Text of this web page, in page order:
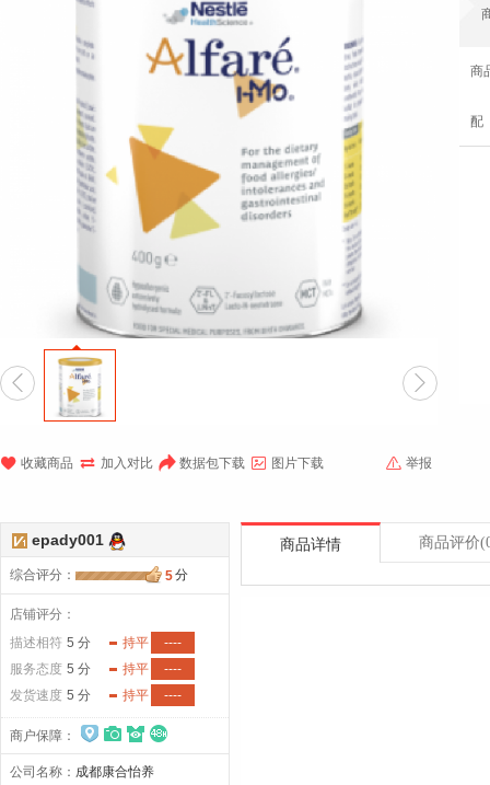
 
 收藏商品  加入对比  举报
 数据包下载  图片下载
商
商品详情 商品评价
epady001
综合评分 ： 5分
店铺评分：
描述相符 5 分 持平
----
服务态度 5 分 持平
----
发货速度 5 分 持平 ----
商户保障 ：
公司名称 ： 成都康合怡养